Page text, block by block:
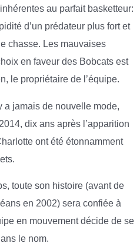
au parfait basketteur:
d’un prédateur plus fort et
chasse. Les mauvaises
en faveur des Bobcats est
le propriétaire de l’équipe.
a jamais de nouvelle mode,
dix ans après l’apparition
ont été étonnamment
toute son histoire (avant de
en 2002) sera confiée à
en mouvement décide de se
le nom.